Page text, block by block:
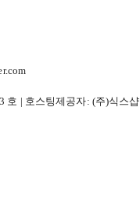
호 | 호스팅제공자: (주)식스샵